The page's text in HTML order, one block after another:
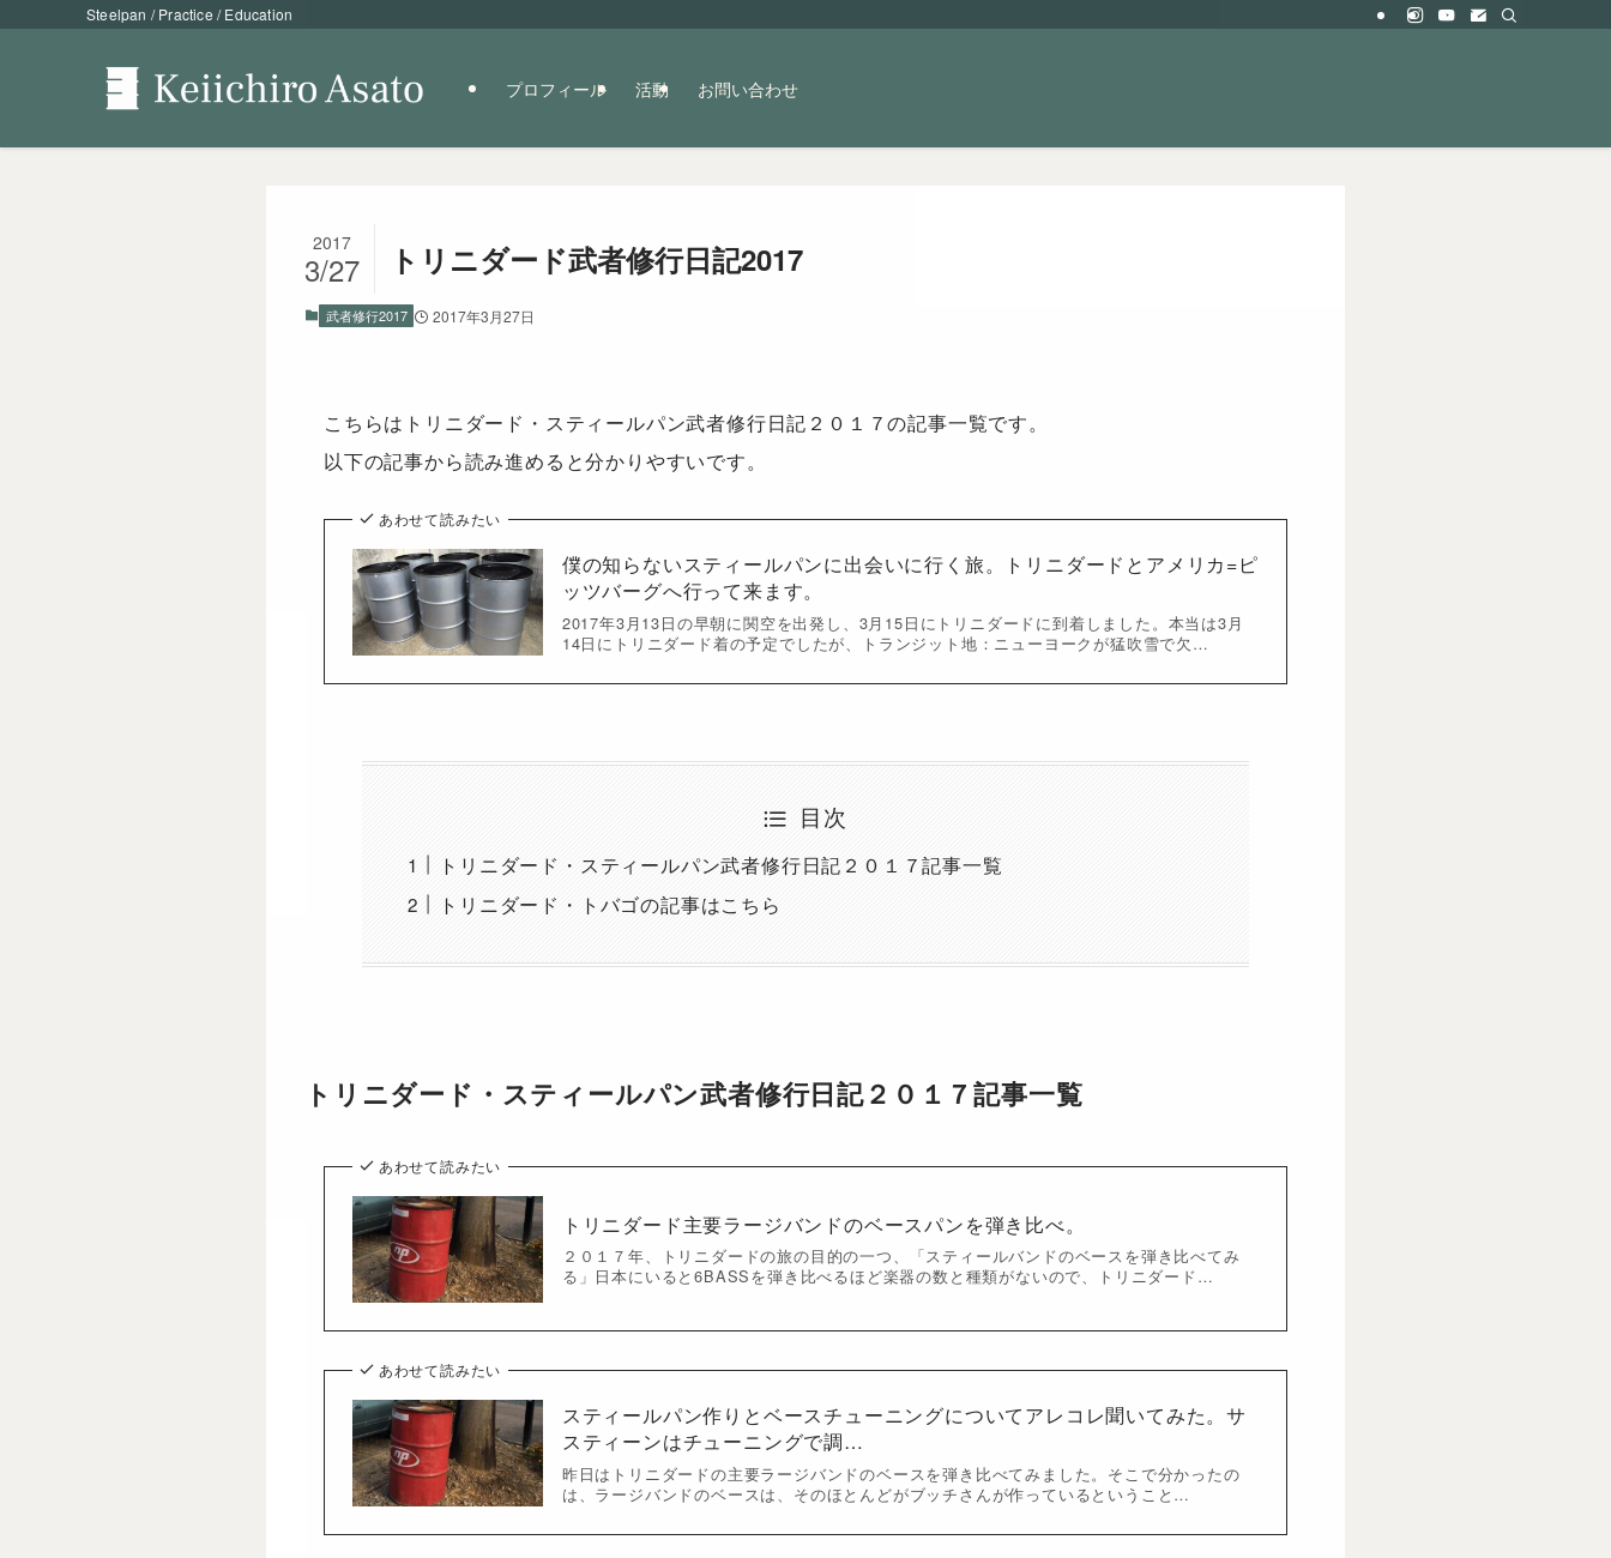
Steelpan / Practice / Education
プロフィール 活動 お問い合わせ
トリニダード武者修行日記2017
2017
3/27
武者修行2017 2017年3月27日
こちらはトリニダード・スティールパン武者修行日記２０１７の記事一覧です。
以下の記事から読み進めると分かりやすいです。
あわせて読みたい
僕の知らないスティールパンに出会いに行く旅。トリニダードとアメリカ=ピ
ッツバーグへ行って来ます。
2017年3月13日の早朝に関空を出発し、3月15日にトリニダードに到着しました。本当は3月
14日にトリニダード着の予定でしたが、トランジット地：ニューヨークが猛吹雪で欠…
目次
トリニダード・スティールパン武者修行日記２０１７記事一覧
トリニダード・トバゴの記事はこちら
トリニダード・スティールパン武者修行日記２０１７記事一覧
あわせて読みたい
トリニダード主要ラージバンドのベースパンを弾き比べ。
２０１７年、トリニダードの旅の目的の一つ、「スティールバンドのベースを弾き比べてみ
る」日本にいると6BASSを弾き比べるほど楽器の数と種類がないので、トリニダード…
あわせて読みたい
スティールパン作りとベースチューニングについてアレコレ聞いてみた。サ
スティーンはチューニングで調…
昨日はトリニダードの主要ラージバンドのベースを弾き比べてみました。そこで分かったの
は、ラージバンドのベースは、そのほとんどがブッチさんが作っているということ…